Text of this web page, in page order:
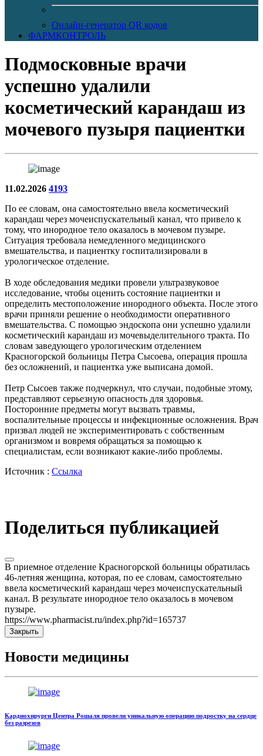
Онлайн-генератор QR кодов
ФАРМКОНТРОЛЬ
Подмосковные врачи
успешно удалили
косметический карандаш из
мочевого пузыря пациентки
11.02.2026 4193
По ее словам, она самостоятельно ввела косметический
карандаш через мочеиспускательный канал, что привело к
тому, что инородное тело оказалось в мочевом пузыре.
Ситуация требовала немедленного медицинского
вмешательства, и пациентку госпитализировали в
урологическое отделение.
В ходе обследования медики провели ультразвуковое
исследование, чтобы оценить состояние пациентки и
определить местоположение инородного объекта. После этого
врачи приняли решение о необходимости оперативного
вмешательства. С помощью эндоскопа они успешно удалили
косметический карандаш из мочевыделительного тракта. По
словам заведующего урологическим отделением
Красногорской больницы Петра Сысоева, операция прошла
без осложнений, и пациентка уже выписана домой.
Петр Сысоев также подчеркнул, что случаи, подобные этому,
представляют серьезную опасность для здоровья.
Посторонние предметы могут вызвать травмы,
воспалительные процессы и инфекционные осложнения. Врач
призвал людей не экспериментировать с собственным
организмом и вовремя обращаться за помощью к
специалистам, если возникают какие-либо проблемы.
Источник : Ссылка
Поделиться публикацией
В приемное отделение Красногорской больницы обратилась
46-летняя женщина, которая, по ее словам, самостоятельно
ввела косметический карандаш через мочеиспускательный
канал. В результате инородное тело оказалось в мочевом
пузыре.
https://www.pharmacist.ru/index.php?id=165737
Закрыть
Новости медицины
Кардиохирурги Центра Рошаля провели уникальную операцию подростку на сердце
без разрезов